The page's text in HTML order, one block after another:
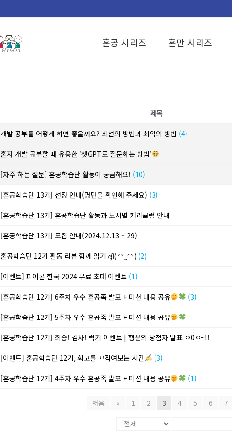
혼공 시리즈 혼만 시리즈
제목
개발 공부를 어떻게 하면 좋을까요? 최선의 방법과 최악의 방법 (4)
혼자 개발 공부할 때 유용한 '챗GPT로 질문하는 방법'
[자주 하는 질문] 혼공학습단 활동이 궁금해요! (10)
[혼공학습단 13기] 선정 안내(명단을 확인해 주세요) (3)
[혼공학습단 13기] 혼공학습단 활동과 도서별 커리큘럼 안내
[혼공학습단 13기] 모집 안내(2024.12.13 ~ 29)
혼공학습단 12기 활동 리뷰 함께 읽기 ദ്ദി( ◠‿◠ ) (2)
[이벤트] 파이콘 한국 2024 무료 초대 이벤트 (1)
[혼공학습단 12기] 6주차 우수 혼공족 발표 + 미션 내용 공유 (3)
[혼공학습단 12기] 5주차 우수 혼공족 발표 + 미션 내용 공유
[혼공학습단 12기] 죄송! 감사! 럭키 이벤트 | 행운의 당첨자 발표 ㅇ0ㅇ~!!
[이벤트] 혼공학습단 12기, 회고를 끄적여보는 시간 (3)
[혼공학습단 12기] 4주차 우수 혼공족 발표 + 미션 내용 공유 (1)
처음 « 1 2 3 4 5 6 7